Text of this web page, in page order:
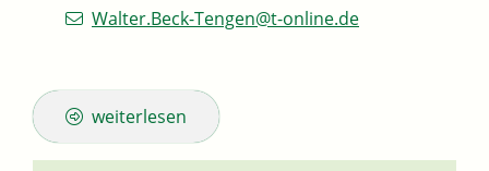
Walter.Beck-Tengen@t-online.de
weiterlesen